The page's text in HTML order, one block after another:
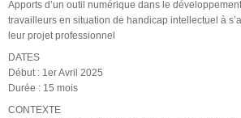
Apports d’un outil numérique dans le
travailleurs en situation de handicap intellectuel à
leur projet professionnel
DATES
Début : 1er Avril 2025
Durée : 15 mois
CONTEXTE